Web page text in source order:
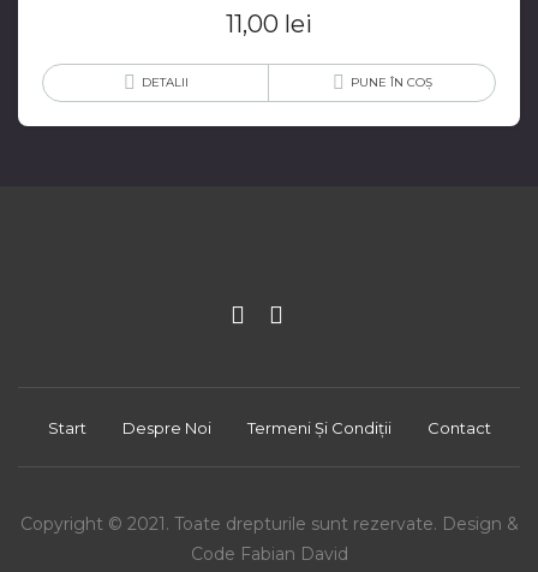
11,00 lei
DETALII PUNE ÎN COȘ
Start Despre Noi Termeni Și Condiții Contact
Copyright © 2021. Toate drepturile sunt rezervate. Design &
Code Fabian David